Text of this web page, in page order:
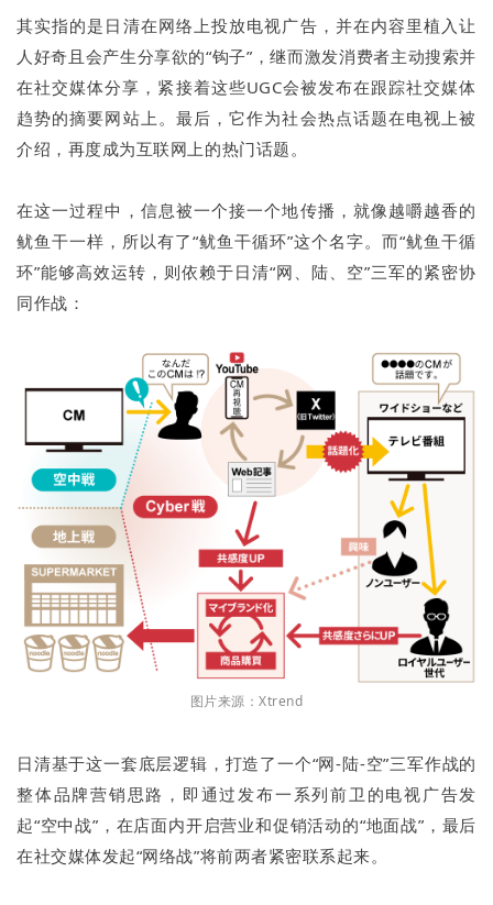
其实指的是日清在网络上投放电视广告，并在内容里植入让
人好奇且会产生分享欲的“钩子”，继而激发消费者主动搜索并
在社交媒体分享，紧接着这些UGC会被发布在跟踪社交媒体
趋势的摘要网站上。最后，它作为社会热点话题在电视上被
介绍，再度成为互联网上的热门话题。
在这一过程中，信息被一个接一个地传播，就像越嚼越香的
鱿鱼干一样，所以有了“鱿鱼干循环”这个名字。而“鱿鱼干循
环”能够高效运转，则依赖于日清“网、陆、空”三军的紧密协
同作战：
图片来源：Xtrend
日清基于这一套底层逻辑，打造了一个“网-陆-空”三军作战的
整体品牌营销思路，即通过发布一系列前卫的电视广告发
起“空中战”，在店面内开启营业和促销活动的“地面战”，最后
在社交媒体发起“网络战”将前两者紧密联系起来。